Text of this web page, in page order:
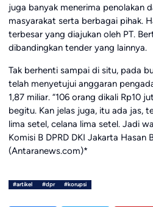
juga banyak menerima penolakan
masyarakat serta berbagai pihak.
terbesar yang diajukan oleh PT.
dibandingkan tender yang lainnya.
Tak berhenti sampai di situ, pada
telah menyetujui anggaran
1,87 miliar. “106 orang dikali Rp10
begitu. Kan jelas juga, itu ada jas,
lima setel, celana lima setel. Jadi
Komisi B DPRD DKI Jakarta Hasan
(Antaranews.com)*
#artikel #dpr #korupsi